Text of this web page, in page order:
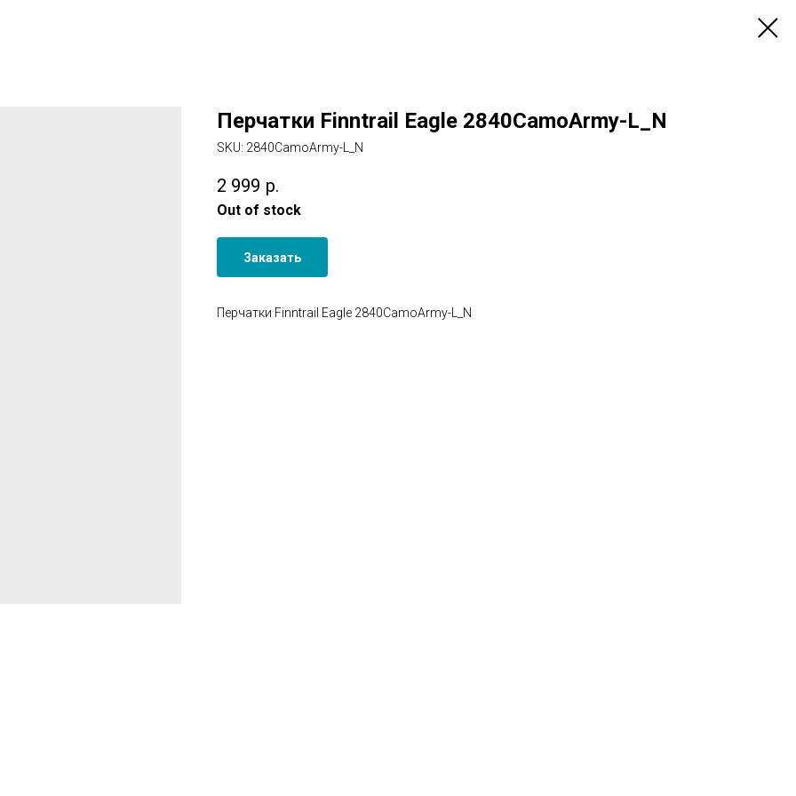
Перчатки Finntrail Eagle 2840CamoArmy-L_N
SKU: 2840CamoArmy-L_N
2 999 р.
Out of stock
Заказать
Перчатки Finntrail Eagle 2840CamoArmy-L_N